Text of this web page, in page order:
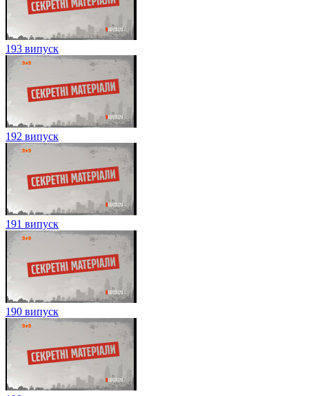
193 випуск
192 випуск
191 випуск
190 випуск